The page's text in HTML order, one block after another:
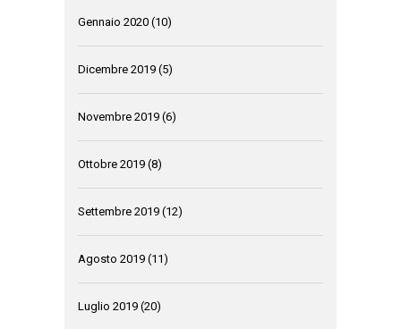
Gennaio 2020 (10)
Dicembre 2019 (5)
Novembre 2019 (6)
Ottobre 2019 (8)
Settembre 2019 (12)
Agosto 2019 (11)
Luglio 2019 (20)